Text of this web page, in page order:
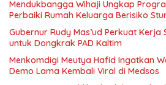
Mendukbangga Wihaji Ungkap
Perbaiki Rumah Keluarga Berisiko
Gubernur Rudy Mas’ud Perkuat
untuk Dongkrak PAD Kaltim
Menkomdigi Meutya Hafid Ingatkan
Demo Lama Kembali Viral di Medsos